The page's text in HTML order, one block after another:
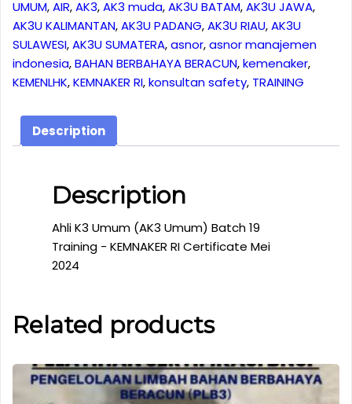
2024
quantity
UMUM,AIR,AK3,AK3 muda,AK3U BATAM,AK3U JAWA,
AK3U KALIMANTAN,AK3U PADANG,AK3U RIAU,AK3U
SULAWESI,AK3U SUMATERA,asnor,asnor manajemen
indonesia,BAHAN BERBAHAYA BERACUN,kemenaker,
KEMENLHK,KEMNAKER RI,konsultan safety, TRAINING
Description
Description
Ahli K3 Umum (AK3 Umum) Batch 19
Training - KEMNAKER RI Certificate Mei
2024
Related products